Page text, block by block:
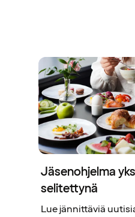
Jäsenohjelma
selitettynä
Lue jännittäviä